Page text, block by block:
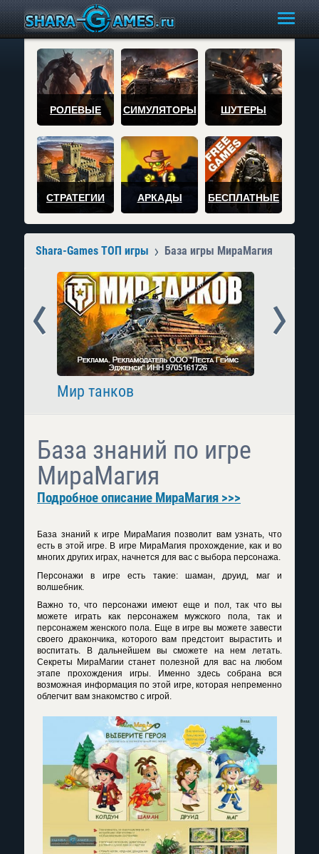
РОЛЕВЫЕ СИМУЛЯТОРЫ ШУТЕРЫ
СТРАТЕГИИ АРКАДЫ БЕСПЛАТНЫЕ
Shara-Games ТОП игры База игры МираМагия
Мир танков
Prev
База знаний по игре
МираМагия
Подробное описание МираМагия >>>
База знаний к игре МираМагия позволит вам узнать, что
есть в этой игре. В игре МираМагия прохождение, как и во
многих других играх, начнется для вас с выбора персонажа.
Персонажи в игре есть такие: шаман, друид, маг и
волшебник.
Важно то, что персонажи имеют еще и пол, так что вы
можете играть как персонажем мужского пола, так и
персонажем женского пола. Еще в игре вы можете завести
своего дракончика, которого вам предстоит вырастить и
воспитать. В дальнейшем вы сможете на нем летать.
Секреты МираМагии станет полезной для вас на любом
этапе прохождения игры. Именно здесь собрана вся
возможная информация по этой игре, которая непременно
облегчит вам знакомство с игрой.